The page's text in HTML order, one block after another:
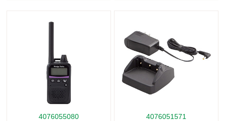
4076055080 4076051571